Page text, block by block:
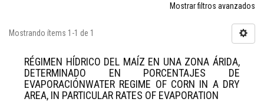
Mostrar filtros avanzados
Mostrando ítems 1-1 de 1
RÉGIMEN HÍDRICO DEL MAÍZ EN UNA ZONA ÁRIDA,
DETERMINADO EN PORCENTAJES DE
EVAPORACIÓNWATER REGIME OF CORN IN A DRY
AREA, IN PARTICULAR RATES OF EVAPORATION